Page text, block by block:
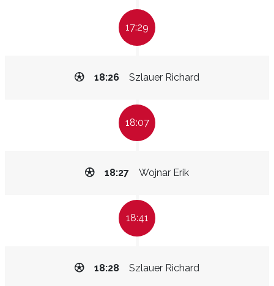
17:29
Szlauer Richard
18:26
18:07
Wojnar Erik
18:27
18:41
Szlauer Richard
18:28